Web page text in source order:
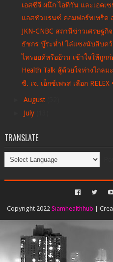
เอสซีจี ผนึก ไอทีวัน และเอคเ
แอสชัวแรนซ์ คอมฟอร์ทเทร็ด
JKN-CNBC สถานีข่าวเศรษฐ
ธัชกร บู๊ระห่ำ! ไล่แซงนับสิบคว้
ไทรอยด์หรืออ้วน เข้าใจให้ถูกก่
Health Talk สู้ด้วยใจห่างไกลม
ซี. เจ. เอ็กซ์เพรส เลือก
August
July
TRANSLATE
Copyright 2022Siamhealthhub |